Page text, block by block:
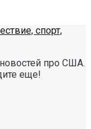
про США.
еще!